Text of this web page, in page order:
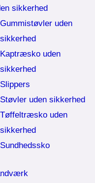
sikkerhed
Gummistøvler uden
sikkerhed
Kaptræsko uden
sikkerhed
Slippers
Støvler uden sikkerhed
Tøffeltræsko uden
sikkerhed
Sundhedssko